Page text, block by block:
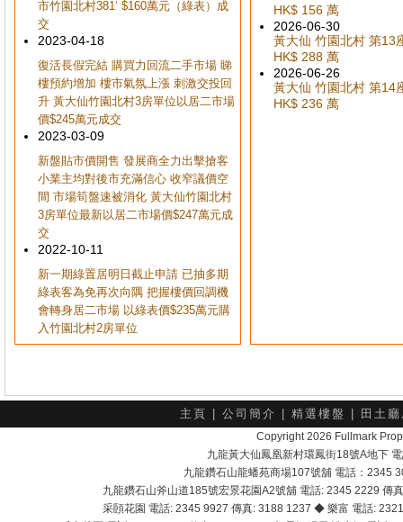
市竹園北村381‘ $160萬元（綠表）成
交
2023-04-18
復活長假完結 購買力回流二手市場 睇
樓預約增加 樓市氣氛上漲 刺激交投回
升 黃大仙竹園北村3房單位以居二市場
價$245萬元成交
2023-03-09
新盤貼市價開售 發展商全力出擊搶客
小業主均對後市充滿信心 收窄議價空
間 市場筍盤速被消化 黃大仙竹園北村
3房單位最新以居二市場價$247萬元成
交
2022-10-11
新一期綠置居明日截止申請 已抽多期
綠表客為免再次向隅 把握樓價回調機
會轉身居二市場 以綠表價$235萬元購
入竹園北村2房單位
HK$ 156 萬
2026-06-30
黃大仙 竹園北村 第13
HK$ 288 萬
2026-06-26
黃大仙 竹園北村 第14
HK$ 236 萬
主頁 公司簡介 精選樓盤 田土
Copyright 2026 Fullmark
九龍黃大仙鳳凰新村環鳳街18號A地下
九龍鑽石山龍蟠苑商場107號舖 電話：2345
九龍鑽石山斧山道185號宏景花園A2號舖 電話: 2345 2229
采頣花園 電話: 2345 9927 傳真: 3188 1237 ◆ 樂富 電話: